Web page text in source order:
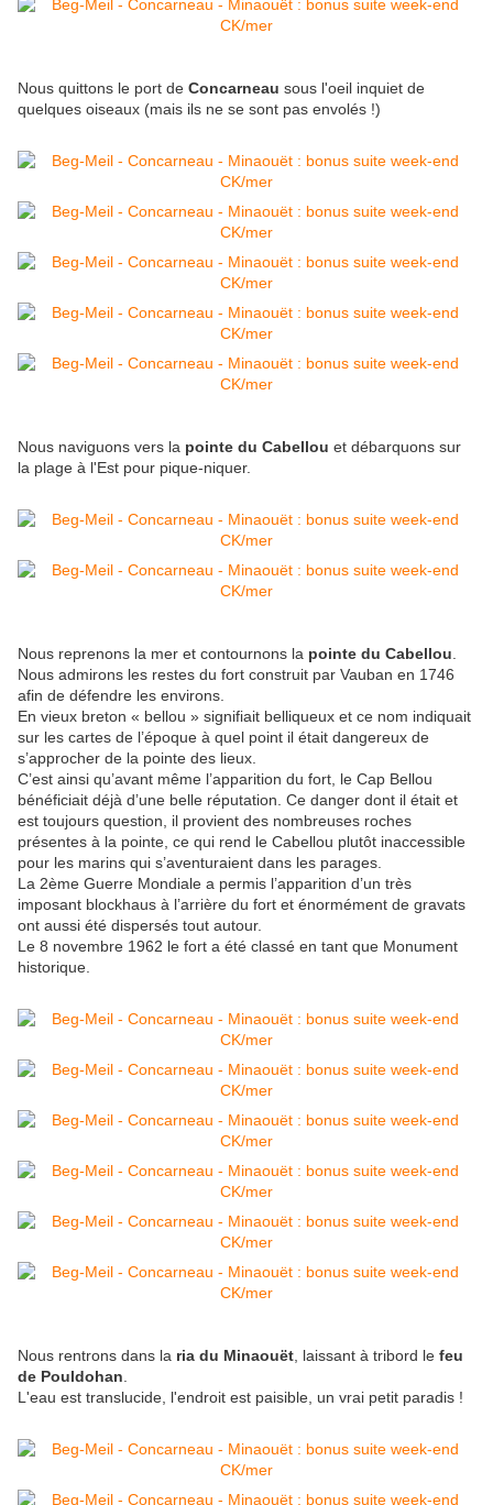
Nous quittons le port de Concarneau sous l'oeil inquiet de
quelques oiseaux (mais ils ne se sont pas envolés !)
Nous naviguons vers la pointe du Cabellou et débarquons sur
la plage à l'Est pour pique-niquer.
Nous reprenons la mer et contournons la pointe du Cabellou
Nous admirons les restes du fort construit par Vauban en 1746
afin de défendre les environs.
En vieux breton « bellou » signifiait belliqueux et ce nom indiquait
sur les cartes de l’époque à quel point il était dangereux de
s’approcher de la pointe des lieux.
C’est ainsi qu’avant même l’apparition du fort, le Cap Bellou
bénéficiait déjà d’une belle réputation. Ce danger dont il était et
est toujours question, il provient des nombreuses roches
présentes à la pointe, ce qui rend le Cabellou plutôt inaccessible
pour les marins qui s’aventuraient dans les parages.
La 2ème Guerre Mondiale a permis l’apparition d’un très
imposant blockhaus à l’arrière du fort et énormément de gravats
ont aussi été dispersés tout autour.
Le 8 novembre 1962 le fort a été classé en tant que Monument
historique.
Nous rentrons dans la ria du Minaouët , laissant à tribord le feu
de Pouldohan
L'eau est translucide, l'endroit est paisible, un vrai petit paradis !